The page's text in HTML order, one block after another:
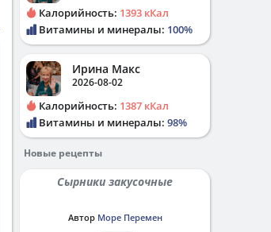
Калорийность: 1393 кКал
Витамины и минералы: 100%
Ирина Макс
2026-08-02
Калорийность: 1387 кКал
Витамины и минералы: 98%
Новые рецепты
Сырники закусочные
Автор Море Перемен